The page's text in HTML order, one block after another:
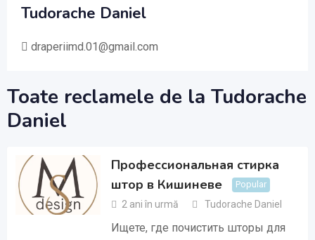
Tudorache Daniel
draperiimd.01@gmail.com
Toate reclamele de la Tudorache
Daniel
Профессиональная стирка
штор в Кишиневе
Popular
2 ani în urmă Tudorache Daniel
Ищете, где почистить шторы для